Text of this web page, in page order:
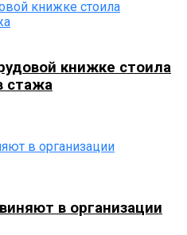
книжке стоила
стажа
в организации